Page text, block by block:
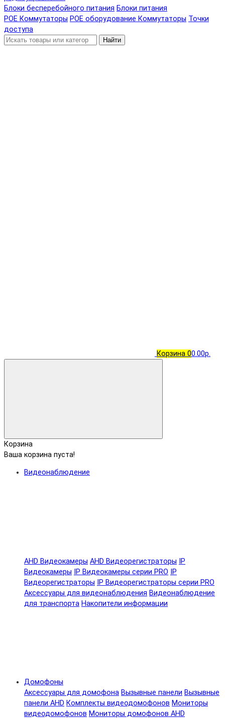
Блоки бесперебойного питания Блоки питания
POE Коммутаторы POE оборудование Коммутаторы Точки
доступа
Найти
Корзина 00.00р.
Корзина
Ваша корзина пуста!
Видеонаблюдение
AHD Видеокамеры AHD Видеорегистраторы IP
Видеокамеры IP Видеокамеры серии PRO IP
Видеорегистраторы IP Видеорегистраторы серии PRO
Аксессуары для видеонаблюдения Видеонаблюдение
для транспорта Накопители информации
Домофоны
Аксессуары для домофона Вызывные панели Вызывные
панели AHD Комплекты видеодомофонов Мониторы
видеодомофонов Мониторы домофонов AHD